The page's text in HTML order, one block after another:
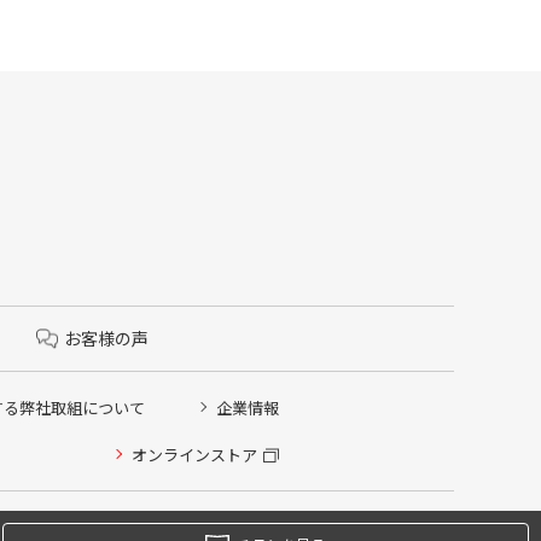
お客様の声
弊社取組について 企業情報
オンラインストア